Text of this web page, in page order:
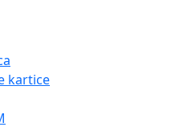
kartice